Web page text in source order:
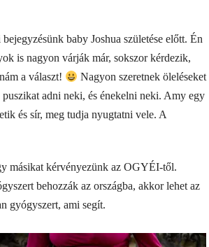
baby Joshua születése előtt. Én
is nagyon várják már, sokszor kérdezik,
a választ!
Nagyon szeretnek öleléseket
adni neki, és énekelni neki. Amy egy
és sír, meg tudja nyugtatni vele. A
másikat kérvényezünk az OGYÉI-től.
behozzák az országba, akkor lehet az
gyógyszert, ami segít.